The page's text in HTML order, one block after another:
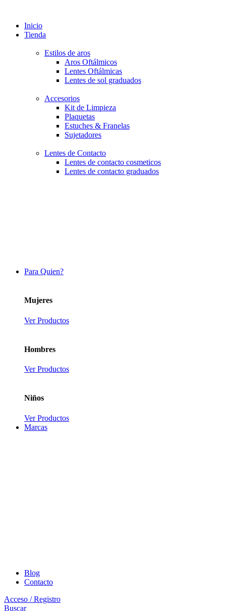
Inicio
Tienda
Estilos de aros
Aros Oftálmicos
Lentes Oftálmicas
Lentes de sol graduados
Accesorios
Kit de Limpieza
Plaquetas
Estuches & Franelas
Sujetadores
Lentes de Contacto
Lentes de contacto cosmeticos
Lentes de contacto graduados
Para Quien?
Mujeres
Ver Productos
Hombres
Ver Productos
Niños
Ver Productos
Marcas
Blog
Contacto
Acceso / Registro
Buscar